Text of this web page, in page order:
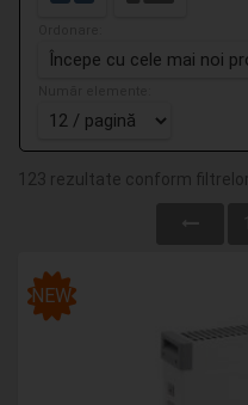
123 rezultate conform filtrelor.
NEW